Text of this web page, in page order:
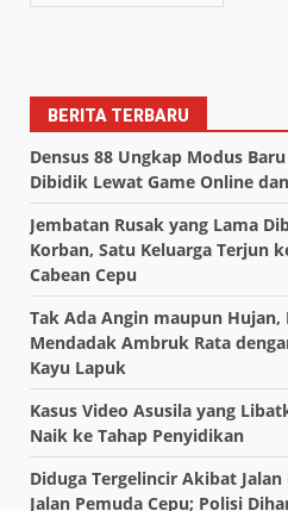
BERITA TERBARU
Densus 88 Ungkap Modus
Dibidik Lewat Game Online
Jembatan Rusak yang Lama
Korban, Satu Keluarga Terjun
Cabean Cepu
Tak Ada Angin maupun Hujan,
Mendadak Ambruk Rata
Kayu Lapuk
Kasus Video Asusila yang
Naik ke Tahap Penyidikan
Diduga Tergelincir Akibat
Jalan Pemuda Cepu; Polisi